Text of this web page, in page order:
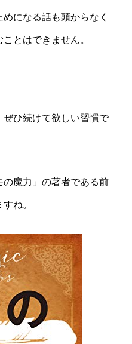
になる話も頭からなく
とはできません。
ひ続けて欲しい習慣で
の魔力」の著者である前
ね。